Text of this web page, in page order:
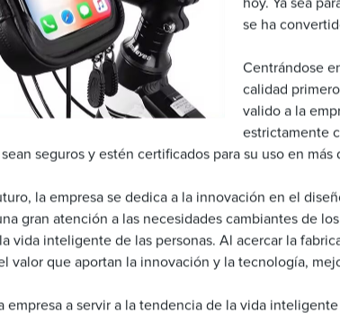
se ha
Centrándose
calidad
valido a la
estrictamente
seguros y estén certificados para su uso en más
la empresa se dedica a la innovación en el
gran atención a las necesidades cambiantes de
vida inteligente de las personas. Al acercar la
valor que aportan la innovación y la tecnología,
empresa a servir a la tendencia de la vida